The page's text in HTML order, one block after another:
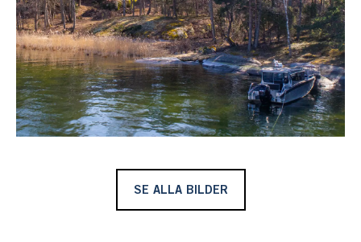
SE ALLA BILDER